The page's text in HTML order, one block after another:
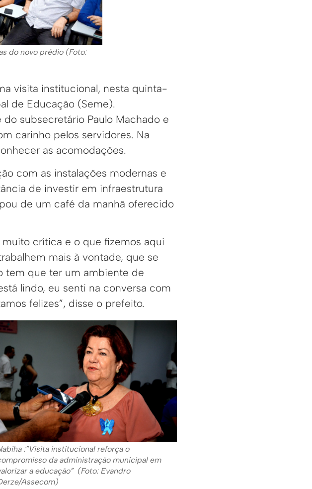
do novo prédio (Foto:
visita institucional, nesta quinta-
de Educação (Seme).
subsecretário Paulo Machado e
carinho pelos servidores. Na
as acomodações.
com as instalações modernas e
de investir em infraestrutura
de um café da manhã oferecido
crítica e o que fizemos aqui
mais à vontade, que se
tem que ter um ambiente de
lindo, eu senti na conversa com
felizes”, disse o prefeito.
:”Visita institucional reforça o
da administração municipal em
a educação” (Foto: Evandro
Assecom)